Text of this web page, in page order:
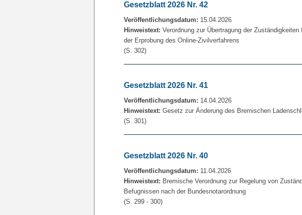
Gesetzblatt 2026 Nr. 42
Veröffentlichungsdatum: 15.04.2026
Hinweistext: Verordnung zur Übertragung der
der Erprobung des Online-Zivilverfahrens
(S. 302)
Gesetzblatt 2026 Nr. 41
Veröffentlichungsdatum: 14.04.2026
Hinweistext: Gesetz zur Änderung des Bremischen
(S. 301)
Gesetzblatt 2026 Nr. 40
Veröffentlichungsdatum: 11.04.2026
Hinweistext: Bremische Verordnung zur Regelung von
Befugnissen nach der Bundesnotarordnung
(S. 299 - 300)